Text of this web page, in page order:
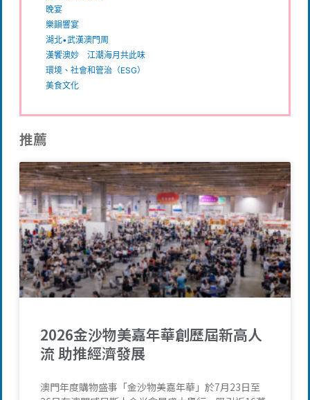
晚宴
樂韻響宴
湖北•武漢澳門周
漢饗澳妙 江潮海月共此味
環境、社會和管治（ESG）
美食文化
推薦
2026金沙物美嘉年華創歷屆新高人
流 助推經濟發展
澳門年度購物盛事「金沙物美嘉年華」於7月23日至